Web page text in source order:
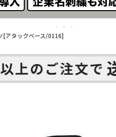
[アタックベース/0116]